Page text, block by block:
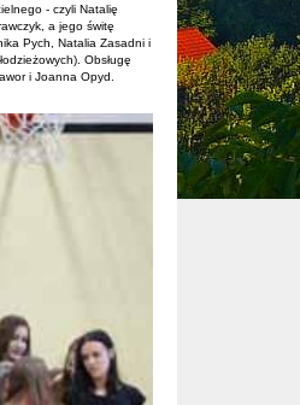
- czyli Natalię
a jego świtę
Pych, Natalia Zasadni i
Obsługę
i Joanna Opyd.